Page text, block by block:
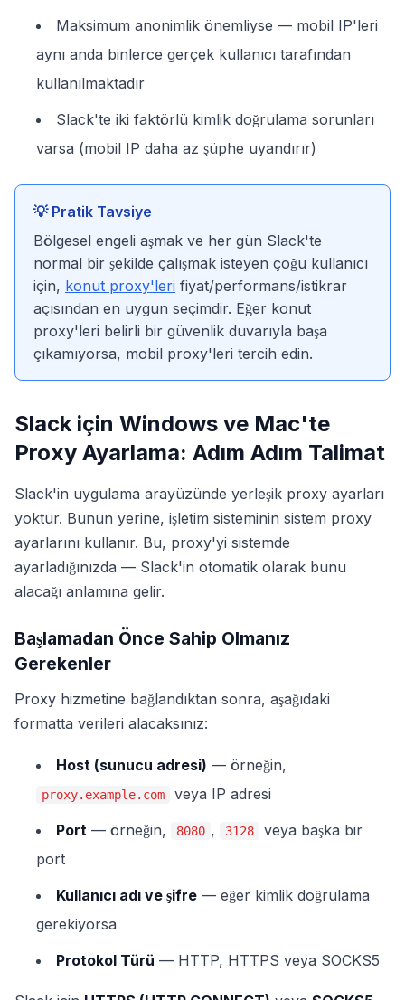
Maksimum anonimlik önemliyse — mobil IP'leri
aynı anda binlerce gerçek kullanıcı tarafından
kullanılmaktadır
Slack'te iki faktörlü kimlik doğrulama sorunları
varsa (mobil IP daha az şüphe uyandırır)
💡 Pratik Tavsiye
Bölgesel engeli aşmak ve her gün Slack'te
normal bir şekilde çalışmak isteyen çoğu kullanıcı
için, konut proxy'leri fiyat/performans/istikrar
açısından en uygun seçimdir. Eğer konut
proxy'leri belirli bir güvenlik duvarıyla başa
çıkamıyorsa, mobil proxy'leri tercih edin.
Slack için Windows ve Mac'te
Proxy Ayarlama: Adım Adım Talimat
Slack'in uygulama arayüzünde yerleşik proxy ayarları
yoktur. Bunun yerine, işletim sisteminin sistem proxy
ayarlarını kullanır. Bu, proxy'yi sistemde
ayarladığınızda — Slack'in otomatik olarak bunu
alacağı anlamına gelir.
Başlamadan Önce Sahip Olmanız
Gerekenler
Proxy hizmetine bağlandıktan sonra, aşağıdaki
formatta verileri alacaksınız:
Host (sunucu adresi) — örneğin,
proxy.example.com
veya IP adresi
Port — örneğin, 8080 , 3128
veya başka bir
port
Kullanıcı adı ve şifre — eğer kimlik doğrulama
gerekiyorsa
Protokol Türü — HTTP, HTTPS veya SOCKS5